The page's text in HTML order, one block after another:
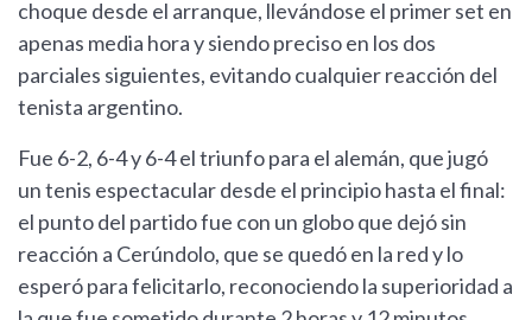
choque desde el arranque, llevándose el primer set en
apenas media hora y siendo preciso en los dos
parciales siguientes, evitando cualquier reacción del
tenista argentino.
Fue 6-2, 6-4 y 6-4 el triunfo para el alemán, que jugó
un tenis espectacular desde el principio hasta el final:
el punto del partido fue con un globo que dejó sin
reacción a Cerúndolo, que se quedó en la red y lo
esperó para felicitarlo, reconociendo la superioridad a